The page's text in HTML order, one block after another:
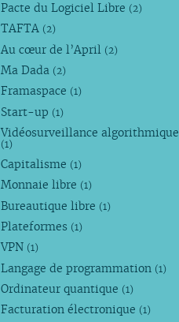
Pacte du Logiciel Libre (2)
TAFTA (2)
Au cœur de l’April (2)
Ma Dada (2)
Framaspace (1)
Start-up (1)
Vidéosurveillance algorithmique
(1)
Capitalisme (1)
Monnaie libre (1)
Bureautique libre (1)
Plateformes (1)
VPN (1)
Langage de programmation (1)
Ordinateur quantique (1)
Facturation électronique (1)